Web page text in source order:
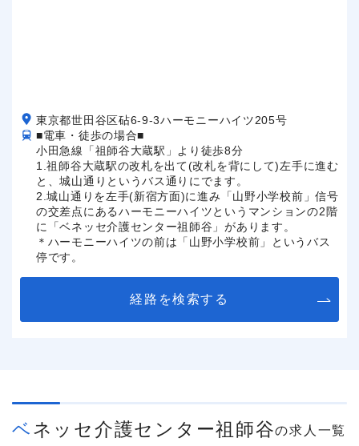
東京都世田谷区砧6-9-3ハーモニーハイツ205号
■電車・徒歩の場合■
小田急線「祖師谷大蔵駅」より徒歩8分
1.祖師谷大蔵駅の改札を出て(改札を背にして)左手に進む
と、城山通りというバス通りにでます。
2.城山通りを左手(新宿方面)に進み「山野小学校前」信号
の交差点にあるハーモニーハイツというマンションの2階
に「ベネッセ介護センター祖師谷」があります。
＊ハーモニーハイツの前は「山野小学校前」というバス
停です。
経路を検索する
ベネッセ介護センター祖師谷の求人一覧